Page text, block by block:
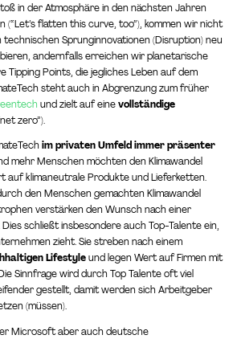
in der Atmosphäre in den nächsten Jahren
(“Let’s flatten this curve, too”), kommen wir nicht
technischen Sprunginnovationen (Disruption) neu
andernfalls erreichen wir planetarische
Tipping Points, die jegliches Leben auf dem
steht auch in Abgrenzung zum früher
und zielt auf einevollständige
zero”).
im privaten Umfeld immer präsenter
mehr Menschen möchten den Klimawandel
auf klimaneutrale Produkte und Lieferketten.
den Menschen gemachten Klimawandel
verstärken den Wunsch nach einer
schließt insbesondere auch Top-Talente ein,
zieht. Sie streben nach einem
Lifestyleund legen Wert auf Firmen mit
Sinnfrage wird durch Top Talente oft viel
gestellt, damit werden sich Arbeitgeber
(müssen).
Microsoft aber auch deutsche